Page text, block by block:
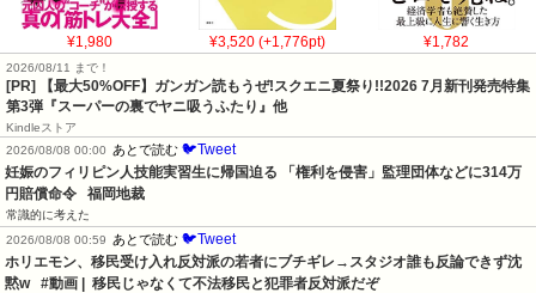
¥1,980 ¥3,520 (+1,776pt) ¥1,782
2026/08/11 まで！
[PR] 【最大50%OFF】ガンガン読もうぜ!スクエニ夏祭り!!2026 7月新刊発売特集
第3弾『スーパーの裏でヤニ吸うふたり』他
Kindleストア
2026/08/08 00:00
あとで読む 🐦Tweet
妊娠のフィリピン人技能実習生に帰国迫る 「権利を侵害」監理団体などに314万
円賠償命令   福岡地裁
常識的に考えた
2026/08/08 00:59
あとで読む 🐦Tweet
ホリエモン、移民受け入れ反対派の若者にブチギレ→スタジオ誰も反論できず沈
黙w   #動画 |  移民じゃなくて不法移民と犯罪者反対派だぞ